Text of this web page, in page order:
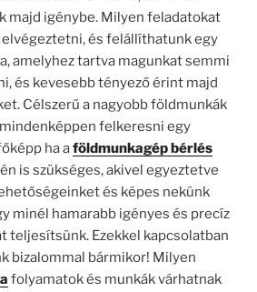
majd igénybe. Milyen feladatokat
és felállíthatunk egy
amelyhez tartva magunkat semmi
és kevesebb tényező érint majd
Célszerű a nagyobb földmunkák
felkeresni egy
ha aföldmunkagép bérlés
is szükséges, akivel egyeztetve
és képes nekünk
minél hamarabb igényes és precíz
teljesítsünk. Ezekkel kapcsolatban
bizalommal bármikor! Milyen
folyamatok és munkák várhatnak